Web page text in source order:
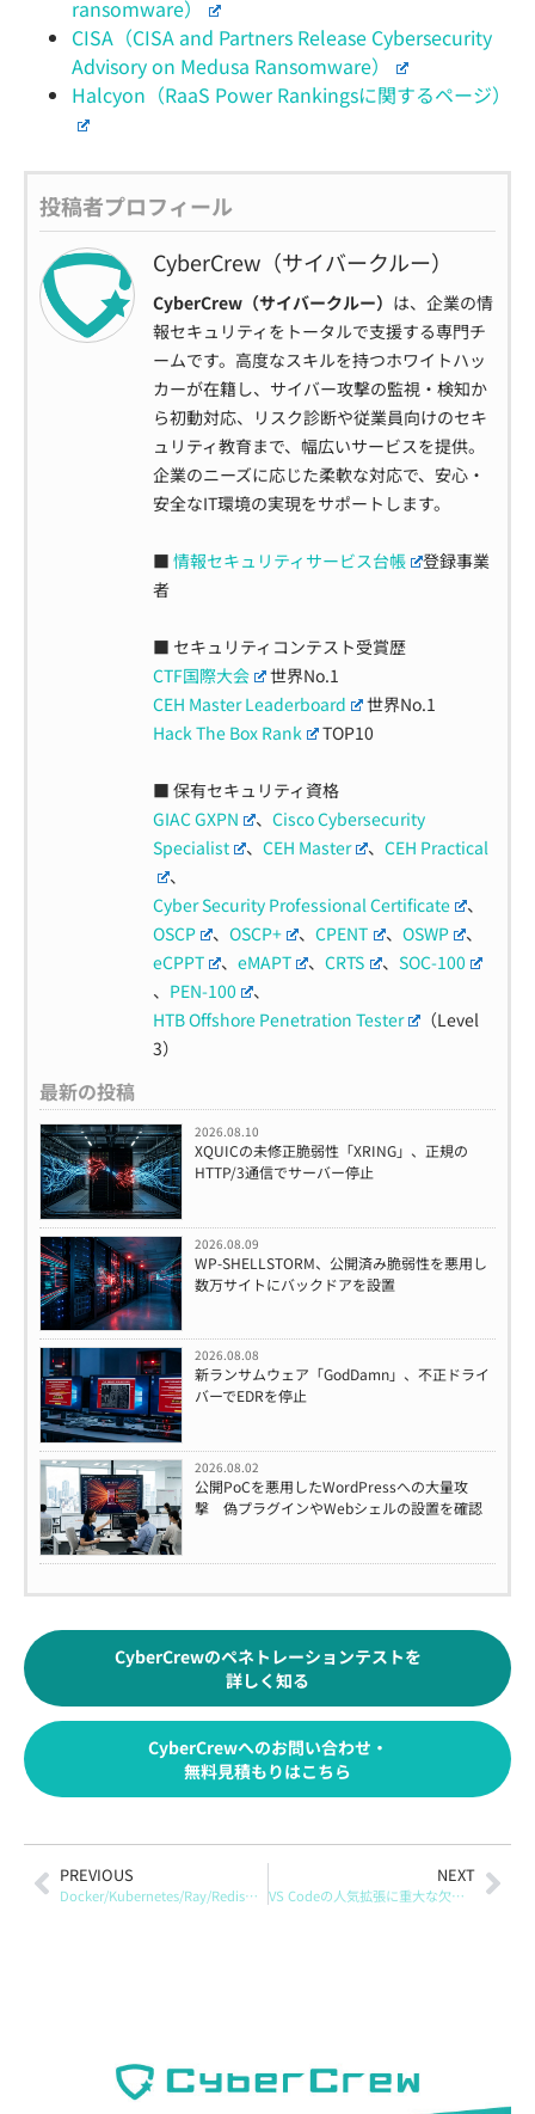
ransomware）
CISA（CISA and Partners Release Cybersecurity
Advisory on Medusa Ransomware）
Halcyon（RaaS Power Rankingsに関するページ）
投稿者プロフィール
CyberCrew（サイバークルー）
CyberCrew（サイバークルー） は、企業の情
報セキュリティをトータルで支援する専門チ
ームです。高度なスキルを持つホワイトハッ
カーが在籍し、サイバー攻撃の監視・検知か
ら初動対応、リスク診断や従業員向けのセキ
ュリティ教育まで、幅広いサービスを提供。
企業のニーズに応じた柔軟な対応で、安心・
安全なIT環境の実現をサポートします。
■ 情報セキュリティサービス台帳
登録事業
者
■ セキュリティコンテスト受賞歴
CTF国際大会
世界No.1
CEH Master Leaderboard
世界No.1
Hack The Box Rank
TOP10
■ 保有セキュリティ資格
GIAC GXPN
、Cisco Cybersecurity
Specialist
、CEH Master 、CEH Practical
、
Cyber Security Professional Certificate
、
OSCP
、OSCP+ 、CPENT 、 OSWP
、
eCPPT
、eMAPT 、CRTS 、 SOC-100
、 PEN-100
、
HTB Offshore Penetration Tester
（Level
3）
最新の投稿
2026.08.10
XQUICの未修正脆弱性「XRING」、正規の
HTTP/3通信でサーバー停止
2026.08.09
WP-SHELLSTORM、公開済み脆弱性を悪用し
数万サイトにバックドアを設置
2026.08.08
新ランサムウェア「GodDamn」、不正ドライ
バーでEDRを停止
2026.08.02
公開PoCを悪用したWordPressへの大量攻
撃 偽プラグインやWebシェルの設置を確認
CyberCrewのペネトレーションテストを
詳しく知る
CyberCrewへのお問い合わせ・
無料見積もりはこちら
PREVIOUS
Docker/Kubernetes/Ray/Redisを狙うワーム型攻撃が報告：TeamPCPが構築するプロキシとスキャン基盤
NEXT
VS Codeの人気拡張に重大な欠陥：Live Serverなどで開発端末が狙われる可能性